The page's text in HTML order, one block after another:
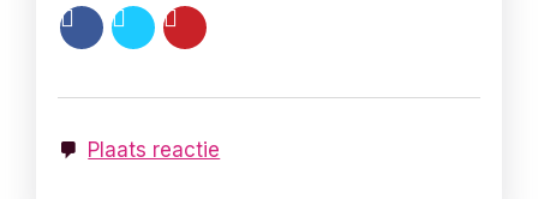
Plaats reactie